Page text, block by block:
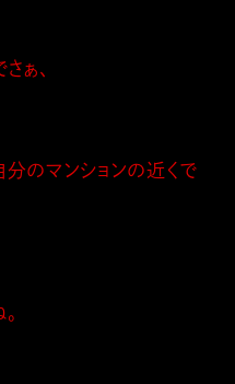
ぁ、
のマンションの近くで